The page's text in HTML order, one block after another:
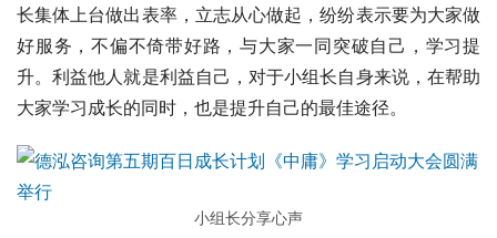
长集体上台做出表率，立志从心做起，纷纷表示要为大家做
好服务，不偏不倚带好路，与大家一同突破自己，学习提
升。利益他人就是利益自己，对于小组长自身来说，在帮助
大家学习成长的同时，也是提升自己的最佳途径。
小组长分享心声